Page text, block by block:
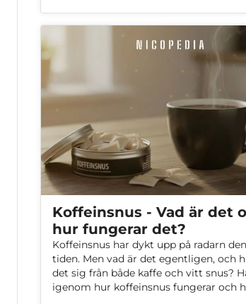
Koffeinsnus - Vad är det
hur fungerar det?
Koffeinsnus har dykt upp på radarn
tiden. Men vad är det egentligen, och
det sig från både kaffe och vitt snus?
igenom hur koffeinsnus fungerar och